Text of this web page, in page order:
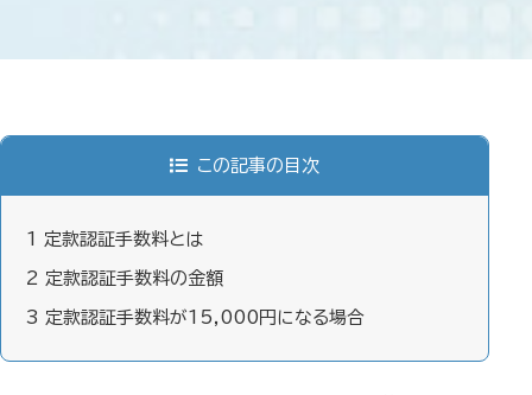
この記事の目次
1 定款認証手数料とは
2 定款認証手数料の金額
3 定款認証手数料が15,000円になる場合